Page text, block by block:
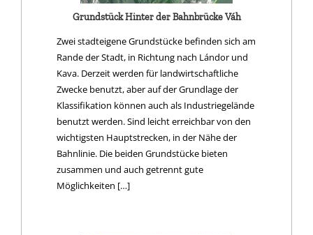
Grundstück Hinter der Bahnbrücke Váh
Zwei stadteigene Grundstücke befinden sich am
Rande der Stadt, in Richtung nach Lándor und
Kava. Derzeit werden für landwirtschaftliche
Zwecke benutzt, aber auf der Grundlage der
Klassifikation können auch als Industriegelände
benutzt werden. Sind leicht erreichbar von den
wichtigsten Hauptstrecken, in der Nähe der
Bahnlinie. Die beiden Grundstücke bieten
zusammen und auch getrennt gute
Möglichkeiten […]